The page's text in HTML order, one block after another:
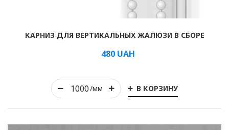
Римские
/мм В КОРЗИНУ
КАРНИЗ ДЛЯ ВЕРТИКАЛЬНЫХ ЖАЛЮЗИ В СБОРЕ
480 UAH